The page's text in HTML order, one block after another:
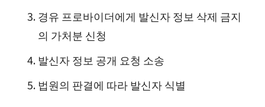
경유 프로바이더에게 발신자 정보 삭제 금지
의 가처분 신청
발신자 정보 공개 요청 소송
법원의 판결에 따라 발신자 식별